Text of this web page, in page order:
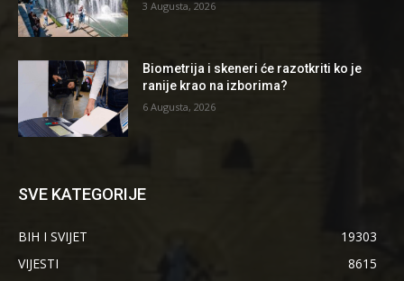
3 Augusta, 2026
Biometrija i skeneri će razotkriti ko je
ranije krao na izborima?
6 Augusta, 2026
SVE KATEGORIJE
BIH I SVIJET
19303
VIJESTI
8615